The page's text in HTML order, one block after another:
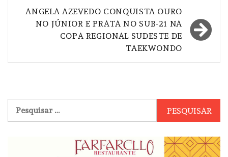
ANGELA AZEVEDO CONQUISTA OURO
NO JÚNIOR E PRATA NO SUB-21 NA
COPA REGIONAL SUDESTE DE
TAEKWONDO
por: